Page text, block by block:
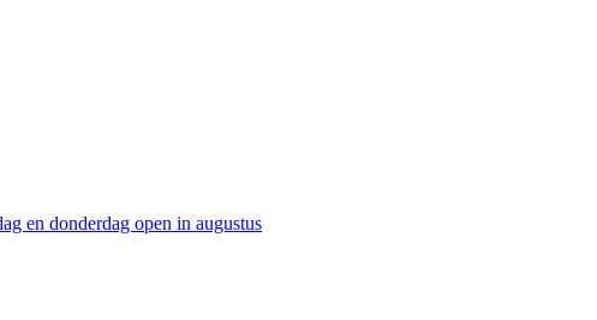
en donderdag open in augustus